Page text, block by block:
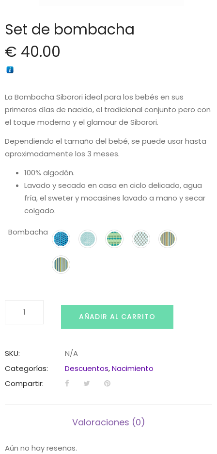
Set de bombacha
€ 40.00
La Bombacha Siborori ideal para los bebés en sus
primeros días de nacido, el tradicional conjunto pero con
el toque moderno y el glamour de Siborori.
Dependiendo el tamaño del bebé, se puede usar hasta
aproximadamente los 3 meses.
100% algodón.
Lavado y secado en casa en ciclo delicado, agua
fría, el sweter y mocasines lavado a mano y secar
colgado.
Bombacha
AÑADIR AL CARRITO
SKU:
N/A
Categorías:
Descuentos,Nacimiento
Compartir:
Valoraciones (0)
Aún no hay reseñas.